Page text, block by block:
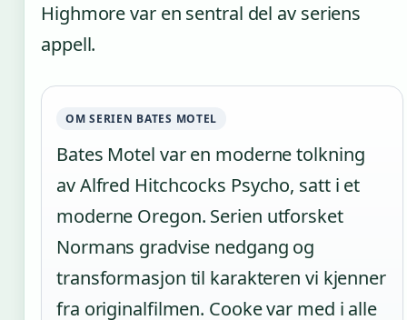
Highmore var en sentral del av seriens
appell.
OM SERIEN BATES MOTEL
Bates Motel var en moderne tolkning
av Alfred Hitchcocks Psycho, satt i et
moderne Oregon. Serien utforsket
Normans gradvise nedgang og
transformasjon til karakteren vi kjenner
fra originalfilmen. Cooke var med i alle